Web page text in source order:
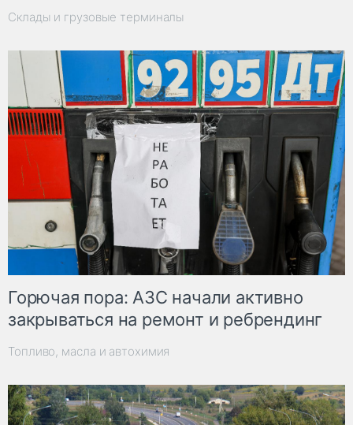
Склады и грузовые терминалы
Горючая пора: АЗС начали активно
закрываться на ремонт и ребрендинг
Топливо, масла и автохимия